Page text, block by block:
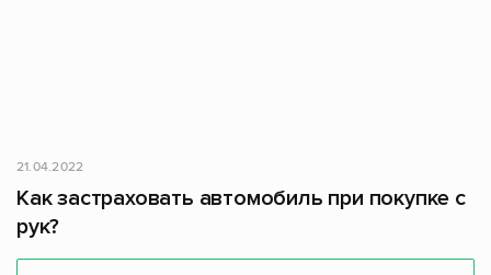
21.04.2022
Как застраховать автомобиль при покупке с
рук?